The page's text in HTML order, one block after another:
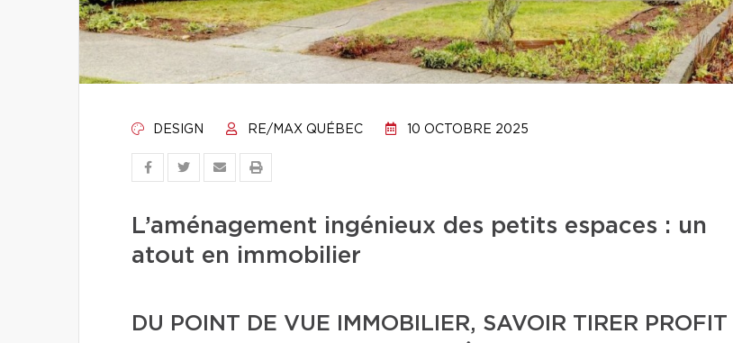
DESIGN RE/MAX QUÉBEC 10 OCTOBRE 2025
L’aménagement ingénieux des petits espaces : un
atout en immobilier
DU POINT DE VUE IMMOBILIER, SAVOIR TIRER PROFIT